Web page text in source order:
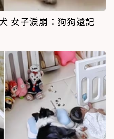
女子淚崩：狗狗還記